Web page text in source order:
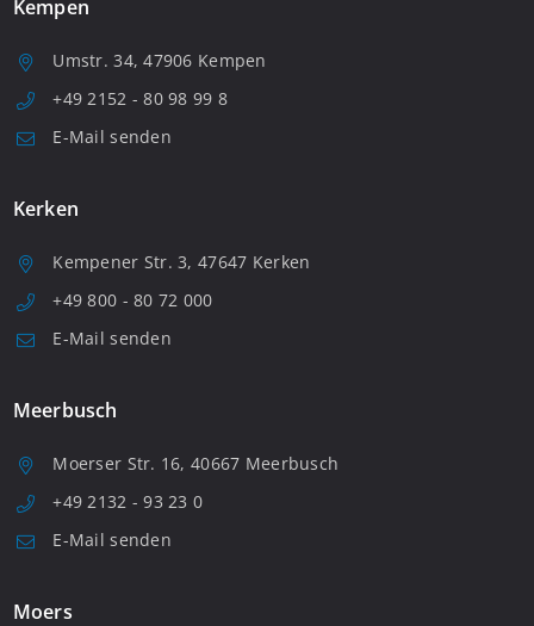
Kempen
Umstr. 34, 47906 Kempen
+49 2152 - 80 98 99 8
E-Mail senden
Kerken
Kempener Str. 3, 47647 Kerken
+49 800 - 80 72 000
E-Mail senden
Meerbusch
Moerser Str. 16, 40667 Meerbusch
+49 2132 - 93 23 0
E-Mail senden
Moers